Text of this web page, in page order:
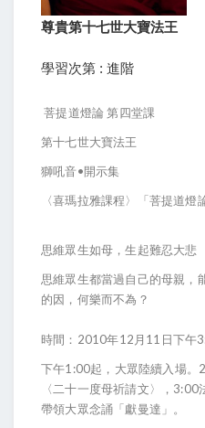
尊貴第十七世大寶法王
學習次第 : 進階
菩提道燈論 第四堂課
第十七世大寶法王
獅吼音•開示集
〈喜瑪拉雅課程〉「菩提道
思維眾生如母，生起難忍大悲
思維眾生都當過自己的母親，
的因，何樂而不為？
時間：2010年12月11日下午
下午1:00起，大眾陸續入場。
〈二十一度母祈請文〉，
帶領大眾念誦「獻曼達」。